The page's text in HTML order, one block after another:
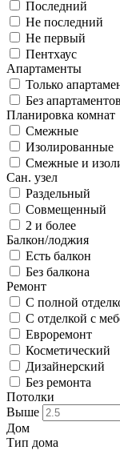
Последний
Не последний
Не первый
Пентхаус
Апартаменты
Только
Без апартаментов
Планировка комнат
Смежные
Изолированные
Смежные и
Сан. узел
Раздельный
Совмещенный
2 и более
Балкон/лоджия
Есть балкон
Без балкона
Ремонт
С полной
С отделкой с
Евроремонт
Косметический
Дизайнерский
Без ремонта
Потолки
Выше
Дом
Тип дома